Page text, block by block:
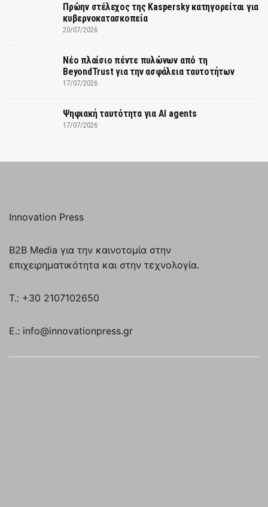
Πρώην στέλεχος της Kaspersky κατηγορείται για
κυβερνοκατασκοπεία
20/07/2026
Νέο πλαίσιο πέντε πυλώνων από τη
BeyondTrust για την ασφάλεια ταυτοτήτων
17/07/2026
Ψηφιακή ταυτότητα για AI agents
17/07/2026
Innovation Press
B2B Media για την καινοτομία στην
επιχειρηματικότητα και στην τεχνολογία.
T.: +30 2107102650
E.: info@innovationpress.gr